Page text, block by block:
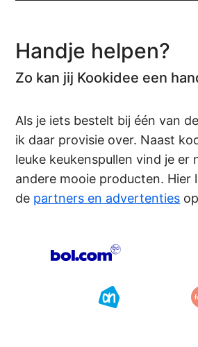
Handje helpen?
Zo kan jij Kookidee een
Als je iets bestelt bij één van
ik daar provisie over. Naast
leuke keukenspullen vind je er
andere mooie producten. Hier
de partners en advertenties